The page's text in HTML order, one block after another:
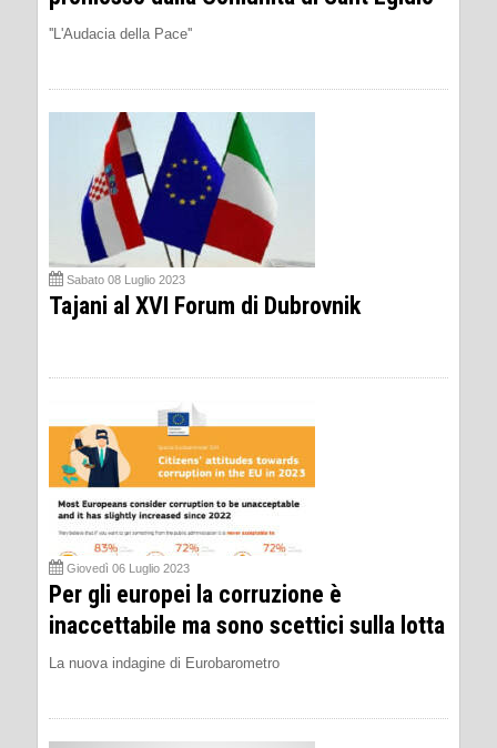
''L'Audacia della Pace''
Sabato 08 Luglio 2023
Tajani al XVI Forum di Dubrovnik
Giovedì 06 Luglio 2023
Per gli europei la corruzione è
inaccettabile ma sono scettici sulla lotta
La nuova indagine di Eurobarometro